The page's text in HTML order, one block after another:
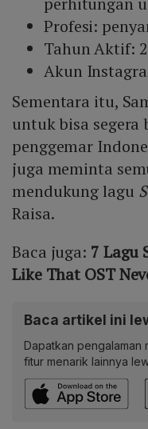
Profesi:
Tahun Aktif:
Akun
Sementara itu,
untuk bisa segera
penggemar
juga meminta
mendukung lagu
Raisa.
Baca juga: 7 Lagu
Like That OST
Baca artikel ini
Dapatkan pengalaman
fitur menarik lainnya